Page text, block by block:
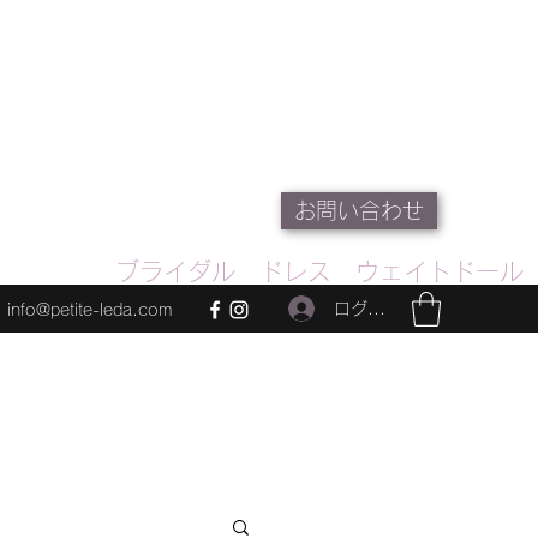
お問い合わせ
ブライダル ドレス ウェイトドール
info@petite-leda.com ログイン